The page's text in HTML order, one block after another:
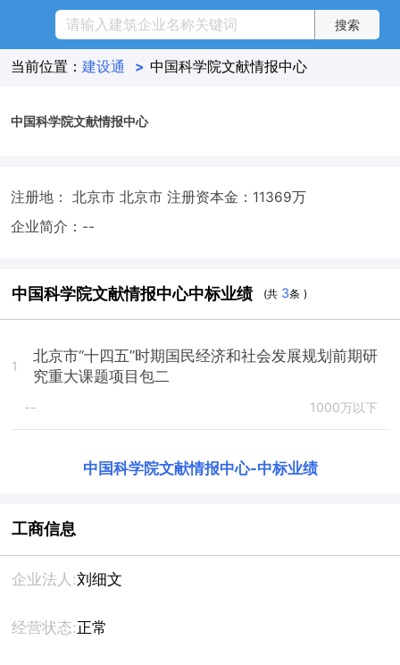
当前位置： 建设通 > 中国科学院文献情报中心
中国科学院文献情报中心
注册地： 北京市 北京市 注册资本金：11369万
企业简介：--
中国科学院文献情报中心中标业绩 (共 3条 )
1
北京市“十四五”时期国民经济和社会发展规划前期研
究重大课题项目包二
-- 1000万以下
中国科学院文献情报中心-中标业绩
工商信息
企业法人:刘细文
经营状态:正常